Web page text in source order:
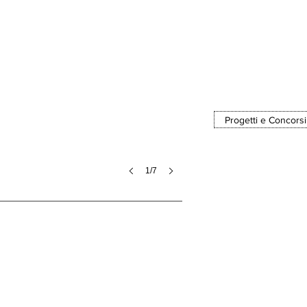
1/7
Progetti e Concorsi